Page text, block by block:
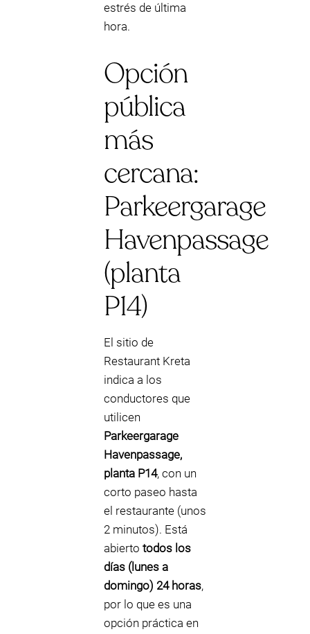
estrés de última
hora.
Opción
pública
más
cercana:
Parkeergarage
Havenpassage
(planta
P14)
El sitio de
Restaurant Kreta
indica a los
conductores que
utilicen
Parkeergarage
Havenpassage,
planta P14, con un
corto paseo hasta
el restaurante (unos
2 minutos). Está
abierto todos los
días (lunes a
domingo) 24 horas,
por lo que es una
opción práctica en